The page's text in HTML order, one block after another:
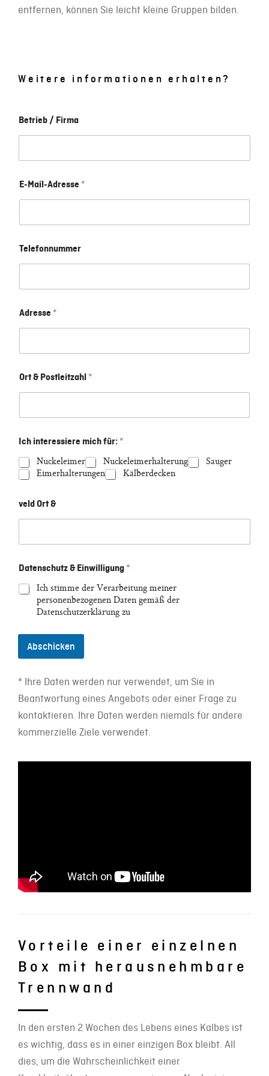
entfernen, können Sie leicht kleine Gruppen bilden.
Weitere informationen erhalten?
Betrieb / Firma
E-Mail-Adresse *
Telefonnummer
Adresse *
Ort & Postleitzahl *
Ich interessiere mich für: *
Nuckeleimer Nuckeleimerhalterung
Sauger
Eimerhalterungen
Kälberdecken
veld Ort &
Datenschutz & Einwilligung *
Ich stimme der Verarbeitung meiner
personenbezogenen Daten gemäß der
Datenschutzerklärung zu
Abschicken
* Ihre Daten werden nur verwendet, um Sie in
Beantwortung eines Angebots oder einer Frage zu
kontaktieren. Ihre Daten werden niemals für andere
kommerzielle Ziele verwendet.
Vorteile einer einzelnen
Box mit herausnehmbare
Trennwand
In den ersten 2 Wochen des Lebens eines Kalbes ist
es wichtig, dass es in einer einzigen Box bleibt. All
dies, um die Wahrscheinlichkeit einer